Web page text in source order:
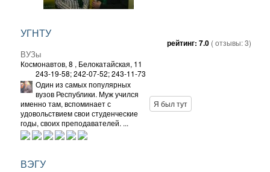
УГНТУ
ВУЗы
Космонавтов, 8 , Белокатайская, 11
243-19-58; 242-07-52; 243-11-73
рейтинг: 7.0 ( отзывы:3)
Один из самых популярных
вузов Республики. Муж учился
именно там, вспоминает с
удовольствием свои студенческие
годы, своих преподавателей. ...
Я был тут
ВЭГУ